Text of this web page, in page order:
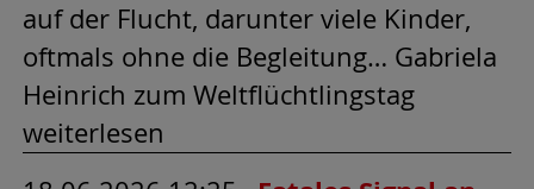
auf der Flucht, darunter viele Kinder,
oftmals ohne die Begleitung… Gabriela
Heinrich zum Weltflüchtlingstag
weiterlesen